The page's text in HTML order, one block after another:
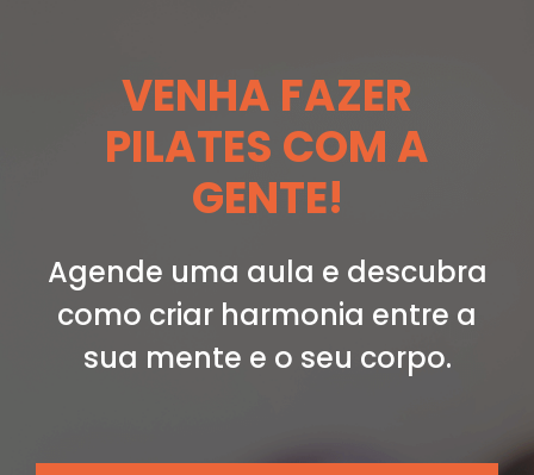
VENHA FAZER
PILATES COM A
GENTE!
Agende uma aula e descubra
como criar harmonia entre a
sua mente e o seu corpo.